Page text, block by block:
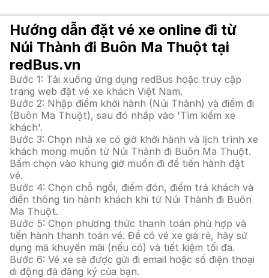
Hướng dẫn đặt vé xe online đi từ
Núi Thành đi Buôn Ma Thuột tại
redBus.vn
Bước 1: Tải xuống ứng dụng redBus hoặc truy cập
trang web đặt vé xe khách Việt Nam.
Bước 2: Nhập điểm khởi hành (Núi Thành) và điểm đi
(Buôn Ma Thuột), sau đó nhấp vào 'Tìm kiếm xe
khách'.
Bước 3: Chọn nhà xe có giờ khởi hành và lịch trình xe
khách mong muốn từ Núi Thành đi Buôn Ma Thuột.
Bấm chọn vào khung giờ muốn đi để tiến hành đặt
vé.
Bước 4: Chọn chỗ ngồi, điểm đón, điểm trả khách và
điền thông tin hành khách khi từ Núi Thành đi Buôn
Ma Thuột.
Bước 5: Chọn phương thức thanh toán phù hợp và
tiến hành thanh toán vé. Để có vé xe giá rẻ, hãy sử
dụng mã khuyến mãi (nếu có) và tiết kiệm tối đa.
Bước 6: Vé xe sẽ được gửi đi email hoặc số điện thoại
di động đã đăng ký của bạn.